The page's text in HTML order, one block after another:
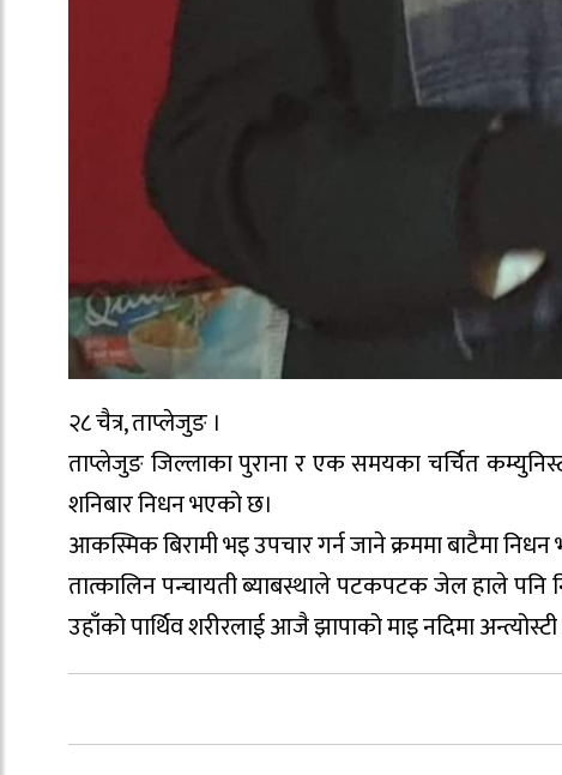
२८ चैत्र, ताप्लेजुङ ।
ताप्लेजुङ जिल्लाका पुराना र एक समयका चर्चित
शनिबार निधन भएको छ।
आकस्मिक बिरामी भइ उपचार गर्न जाने क्रममा बाटैमा निधन
तात्कालिन पन्चायती ब्याबस्थाले पटकपटक जेल हाले पनि
उहाँको पार्थिव शरीरलाई आजै झापाको माइ नदिमा